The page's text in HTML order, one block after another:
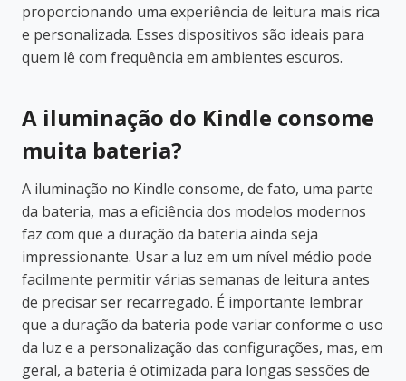
proporcionando uma experiência de leitura mais rica
e personalizada. Esses dispositivos são ideais para
quem lê com frequência em ambientes escuros.
A iluminação do Kindle consome
muita bateria?
A iluminação no Kindle consome, de fato, uma parte
da bateria, mas a eficiência dos modelos modernos
faz com que a duração da bateria ainda seja
impressionante. Usar a luz em um nível médio pode
facilmente permitir várias semanas de leitura antes
de precisar ser recarregado. É importante lembrar
que a duração da bateria pode variar conforme o uso
da luz e a personalização das configurações, mas, em
geral, a bateria é otimizada para longas sessões de